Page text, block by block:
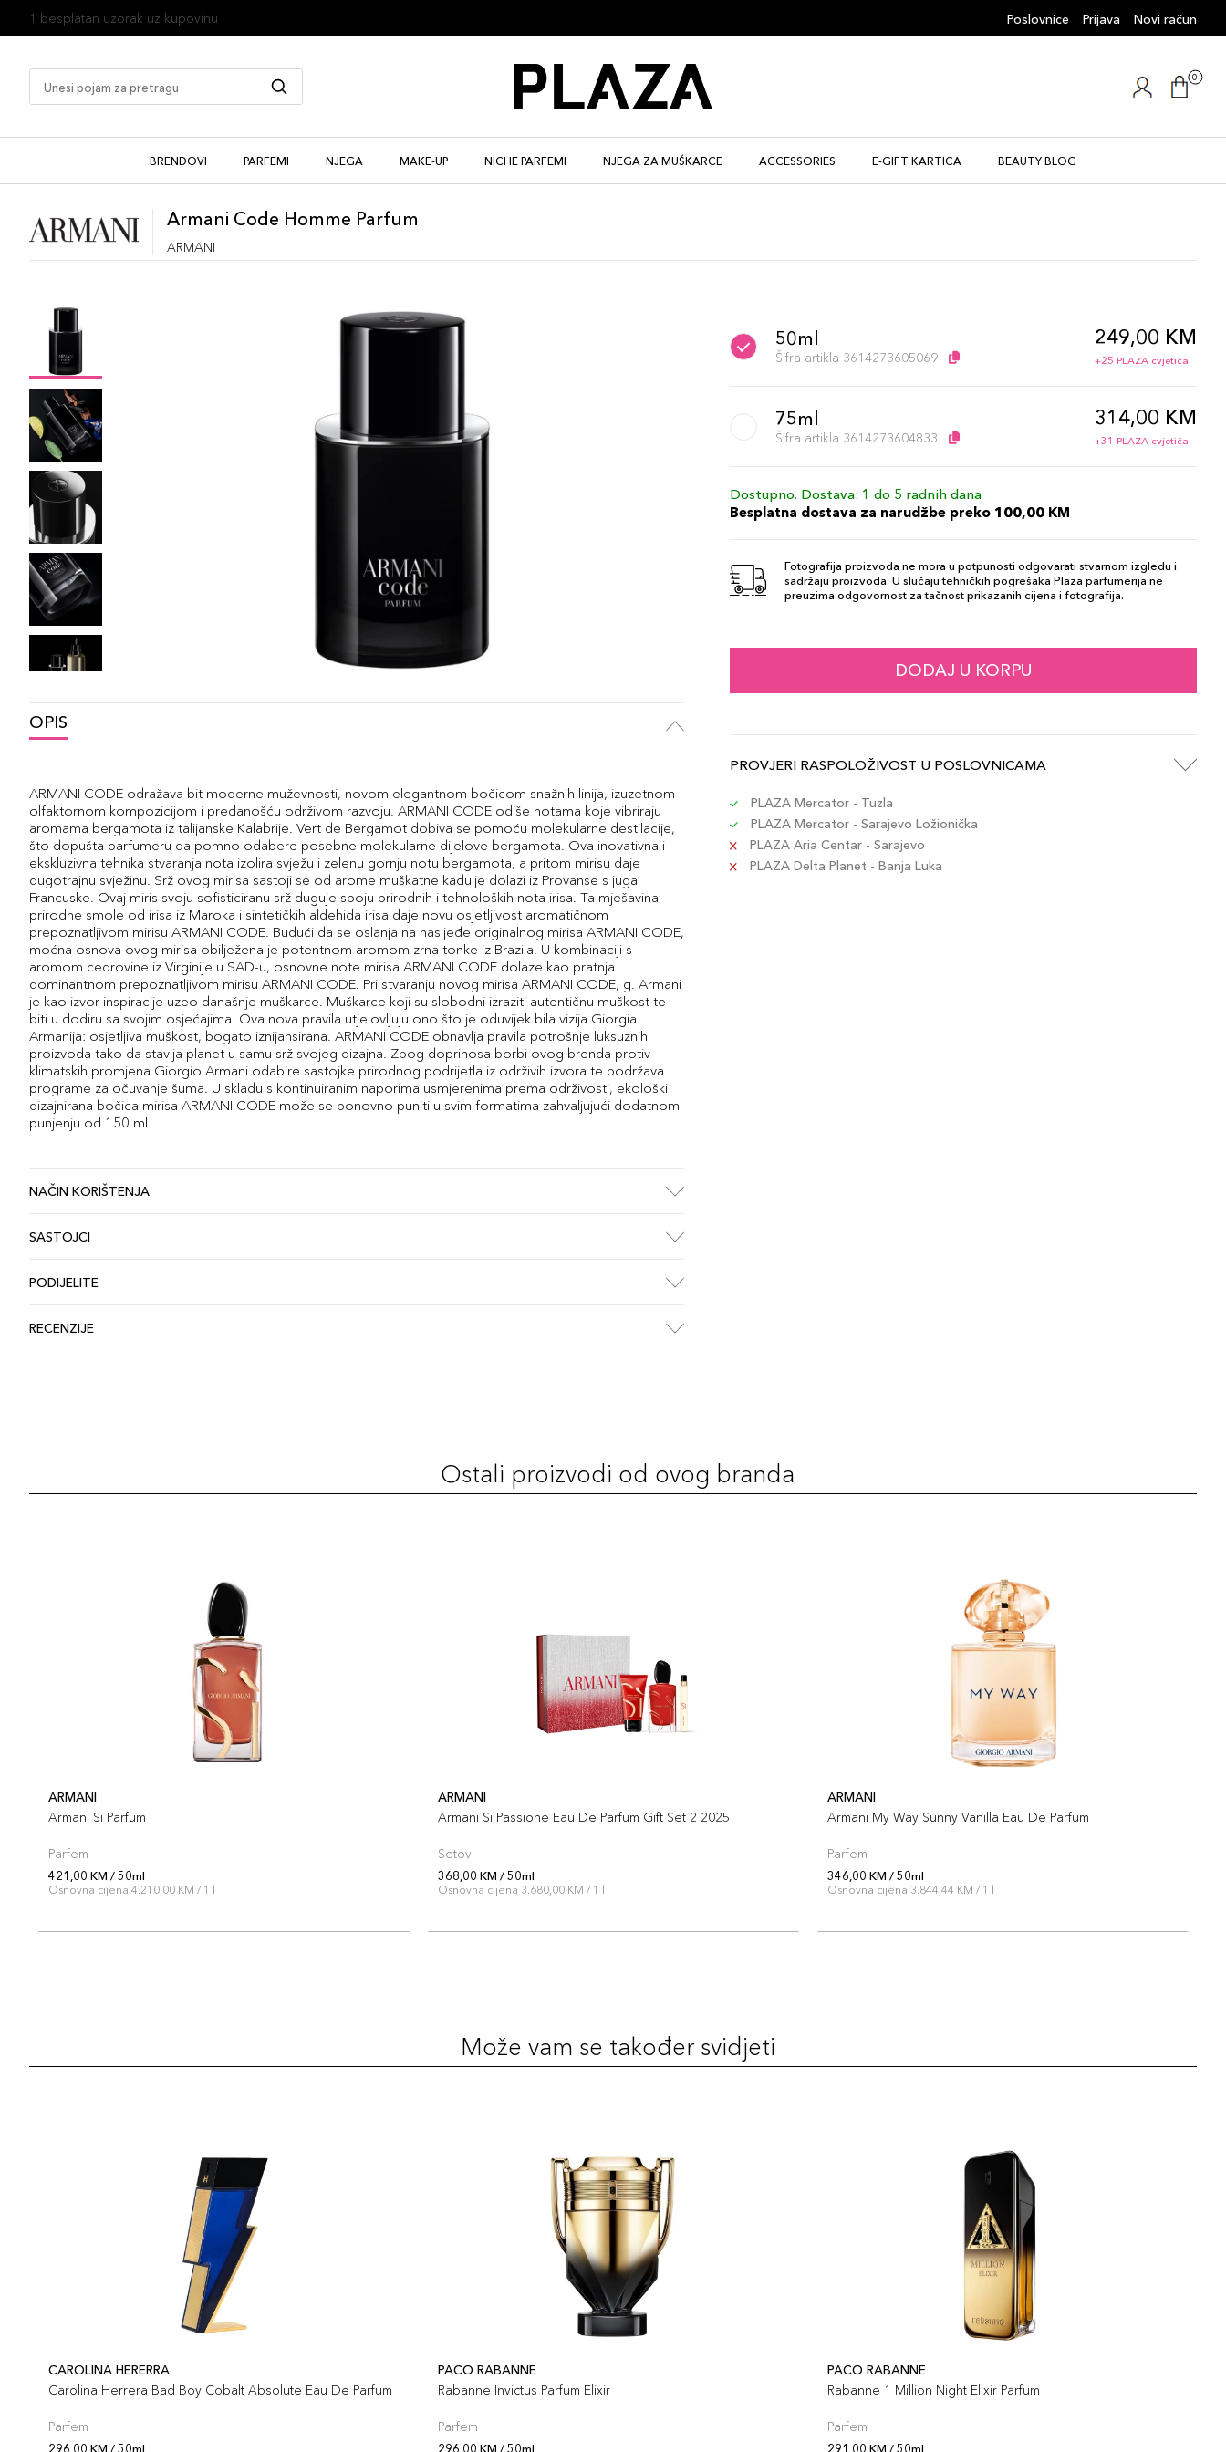
1 besplatan uzorak uz kupovinu Poslovnice Prijava Novi račun
0
BRENDOVI PARFEMI NJEGA MAKE-UP NICHE PARFEMI NJEGA ZA MUŠKARCE ACCESSORIES E-GIFT KARTICA BEAUTY BLOG
Armani Code Homme Parfum
ARMANI
OPIS
ARMANI CODE odražava bit moderne muževnosti, novom elegantnom bočicom snažnih linija, izuzetnom
olfaktornom kompozicijom i predanošću održivom razvoju. ARMANI CODE odiše notama koje vibriraju
aromama bergamota iz talijanske Kalabrije. Vert de Bergamot dobiva se pomoću molekularne destilacije,
što dopušta parfumeru da pomno odabere posebne molekularne dijelove bergamota. Ova inovativna i
ekskluzivna tehnika stvaranja nota izolira svježu i zelenu gornju notu bergamota, a pritom mirisu daje
dugotrajnu svježinu. Srž ovog mirisa sastoji se od arome muškatne kadulje dolazi iz Provanse s juga
Francuske. Ovaj miris svoju sofisticiranu srž duguje spoju prirodnih i tehnoloških nota irisa. Ta mješavina
prirodne smole od irisa iz Maroka i sintetičkih aldehida irisa daje novu osjetljivost aromatičnom
prepoznatljivom mirisu ARMANI CODE. Budući da se oslanja na nasljeđe originalnog mirisa ARMANI CODE,
moćna osnova ovog mirisa obilježena je potentnom aromom zrna tonke iz Brazila. U kombinaciji s
aromom cedrovine iz Virginije u SAD-u, osnovne note mirisa ARMANI CODE dolaze kao pratnja
dominantnom prepoznatljivom mirisu ARMANI CODE. Pri stvaranju novog mirisa ARMANI CODE, g. Armani
je kao izvor inspiracije uzeo današnje muškarce. Muškarce koji su slobodni izraziti autentičnu muškost te
biti u dodiru sa svojim osjećajima. Ova nova pravila utjelovljuju ono što je oduvijek bila vizija Giorgia
Armanija: osjetljiva muškost, bogato iznijansirana. ARMANI CODE obnavlja pravila potrošnje luksuznih
proizvoda tako da stavlja planet u samu srž svojeg dizajna. Zbog doprinosa borbi ovog brenda protiv
klimatskih promjena Giorgio Armani odabire sastojke prirodnog podrijetla iz održivih izvora te podržava
programe za očuvanje šuma. U skladu s kontinuiranim naporima usmjerenima prema održivosti, ekološki
dizajnirana bočica mirisa ARMANI CODE može se ponovno puniti u svim formatima zahvaljujući dodatnom
punjenju od 150 ml.
NAČIN KORIŠTENJA
SASTOJCI
PODIJELITE
RECENZIJE
50ml
Šifra artikla 3614273605069
249,00 KM
+25 PLAZA cvjetića
75ml
Šifra artikla 3614273604833
314,00 KM
+31 PLAZA cvjetića
Dostupno. Dostava: 1 do 5 radnih dana
Besplatna dostava za narudžbe preko 100,00 KM
Fotografija proizvoda ne mora u potpunosti odgovarati stvarnom izgledu i
sadržaju proizvoda. U slučaju tehničkih pogrešaka Plaza parfumerija ne
preuzima odgovornost za tačnost prikazanih cijena i fotografija.
DODAJ U KORPU
PROVJERI RASPOLOŽIVOST U POSLOVNICAMA
PLAZA Mercator - Tuzla
PLAZA Mercator - Sarajevo Ložionička
PLAZA Aria Centar - Sarajevo
PLAZA Delta Planet - Banja Luka
Ostali proizvodi od ovog branda
ARMANI
Armani Si Parfum
Parfem
421,00 KM / 50ml
Osnovna cijena 4.210,00 KM / 1 l
ARMANI
Armani Si Passione Eau De Parfum Gift Set 2 2025
Setovi
368,00 KM / 50ml
Osnovna cijena 3.680,00 KM / 1 l
ARMANI
Armani My Way Sunny Vanilla Eau De Parfum
Parfem
346,00 KM / 50ml
Osnovna cijena 3.844,44 KM / 1 l
Može vam se također svidjeti
CAROLINA HERERRA
Carolina Herrera Bad Boy Cobalt Absolute Eau De Parfum
Parfem
296,00 KM / 50ml
PACO RABANNE
Rabanne Invictus Parfum Elixir
Parfem
296,00 KM / 50ml
PACO RABANNE
Rabanne 1 Million Night Elixir Parfum
Parfem
291,00 KM / 50ml